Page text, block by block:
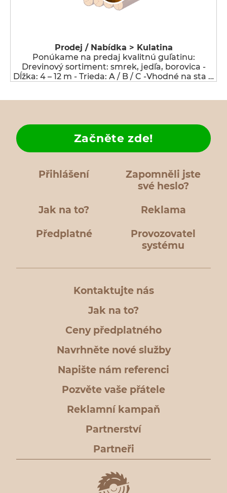
Prodej / Nabídka > Kulatina
Ponúkame na predaj kvalitnú guľatinu:
Drevinový sortiment: smrek, jedľa, borovica -
Dĺžka: 4 – 12 m - Trieda: A / B / C -Vhodné na sta …
Přihlášení
Zapomněli jste
své heslo?
Jak na to?
Začněte zde!
Reklama
Předplatné
Provozovatel
systému
Kontaktujte nás
Jak na to?
Ceny předplatného
Navrhněte nové služby
Napište nám referenci
Pozvěte vaše přátele
Reklamní kampaň
Partnerství
Partneři